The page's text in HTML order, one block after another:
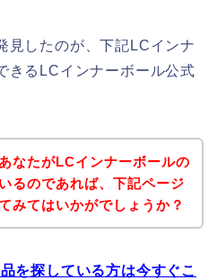
見したのが、下記LCインナ
きるLCインナーボール公式
なたがLCインナーボールの
るのであれば、下記ページ
みてはいかがでしょうか？
を探している方は今すぐこ